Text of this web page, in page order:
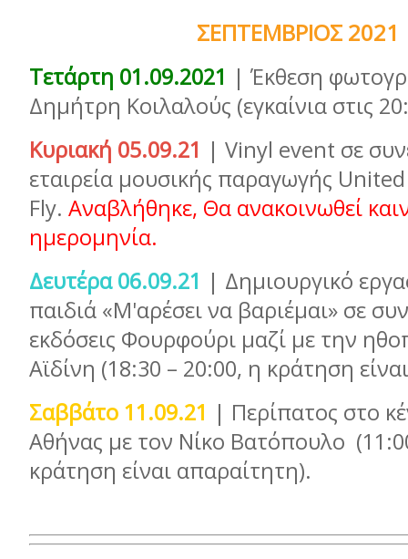
ΣΕΠΤΕΜΒΡΙΟΣ 2021
Τετάρτη 01.09.2021 | Έκθεση
Δημήτρη Κοιλαλούς (εγκαίνια στις
Κυριακή 05.09.21 | Vinyl event σε
εταιρεία μουσικής παραγωγής
Fly. Αναβλήθηκε, Θα ανακοινωθεί
ημερομηνία.
Δευτέρα 06.09.21 | Δημιουργικό
παιδιά «Μ'αρέσει να βαριέμαι» σε
εκδόσεις Φουρφούρι μαζί με την
Αϊδίνη (18:30 – 20:00, η κράτηση
Σαββάτο 11.09.21 | Περίπατος στο
Αθήνας με τον Νίκο Βατόπουλο
κράτηση είναι απαραίτητη).